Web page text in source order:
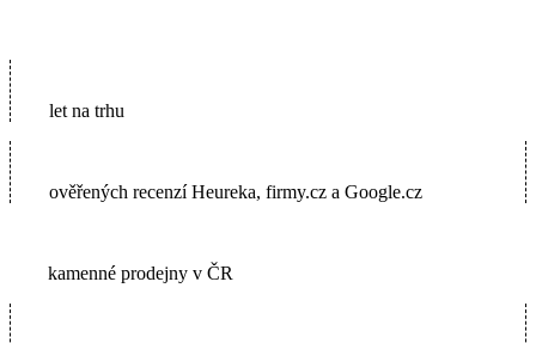
let na trhu
ověřených recenzí Heureka, firmy.cz a Google.cz
kamenné prodejny v ČR